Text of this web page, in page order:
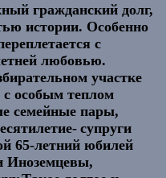
гражданский долг,
истории. Особенно
с
любовью.
участке
особым теплом
семейные пары,
супруги
65-летний юбилей
Иноземцевы,